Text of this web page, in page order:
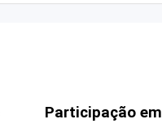
Participação